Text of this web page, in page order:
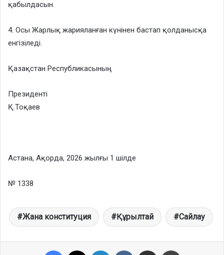
қабылдасын.
4. Осы Жарлық жарияланған күнінен бастап қолданысқа
енгізіледі.
Қазақстан Республикасының
Президенті
Қ.Тоқаев
Астана, Ақорда, 2026 жылғы 1 шілде
№ 1338
Жана конституция Құрылтай Сайлау